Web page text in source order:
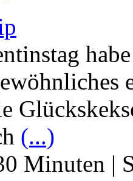
(...)
Minuten |